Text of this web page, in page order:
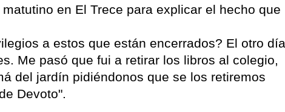
en El Trece para explicar el hecho que
a estos que están encerrados? El otro día
Me pasó que fui a retirar los libros al colegio,
del jardín pidiéndonos que se los retiremos
Devoto".